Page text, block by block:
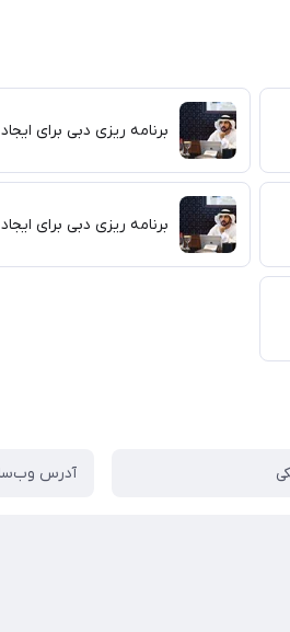
برنامه ریزی دبی برای ایجاد ۴۰ هزار شغل در متاورس
برنامه ریزی دبی برای ایجاد ۴۰ هزار شغل در متاورس